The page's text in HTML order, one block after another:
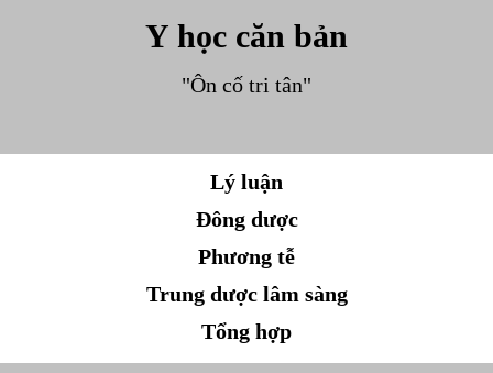
Y học căn bản
"Ôn cố tri tân"
Lý luận
Đông dược
Phương tễ
Trung dược lâm sàng
Tổng hợp